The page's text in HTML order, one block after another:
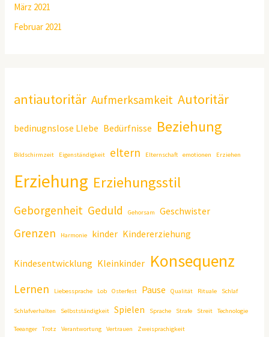
März 2021
Februar 2021
antiautoritär Aufmerksamkeit Autoritär
bedinugnslose LIebe Bedürfnisse Beziehung
Bildschirmzeit Eigenständigkeit eltern Elternschaft emotionen Erziehen
Erziehung Erziehungsstil
Geborgenheit Geduld Gehorsam Geschwister
Grenzen Harmonie kinder Kindererziehung
Kindesentwicklung Kleinkinder Konsequenz
Lernen Liebessprache Lob Osterfest Pause Qualität Rituale Schlaf
Schlafverhalten Selbstständigkeit Spielen Sprache Strafe Streit Technologie
Teeanger Trotz Verantwortung Vertrauen Zweisprachigkeit